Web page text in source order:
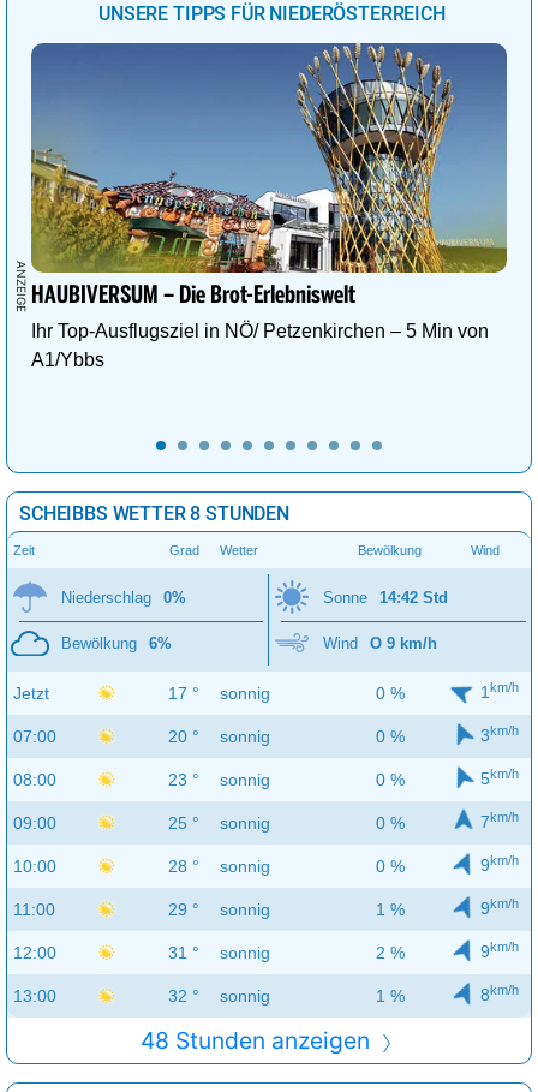
UNSERE TIPPS FÜR NIEDERÖSTERREICH
HAUBIVERSUM – Die Brot-Erlebniswelt
Ihr Top-Ausflugsziel in NÖ/ Petzenkirchen – 5 Min von
A1/Ybbs
SCHEIBBS WETTER 8 STUNDEN
Zeit Grad Wetter Bewölkung Wind
Niederschlag 0%
Bewölkung 6%
Sonne 14:42 Std
Wind O 9 km/h
Jetzt 17 ° sonnig 0 % 1 km/h
07:00 20 ° sonnig 0 % 3km/h
08:00 23 ° sonnig 0 % 5km/h
09:00 25 ° sonnig 0 % 7km/h
10:00 28 ° sonnig 0 % 9km/h
11:00 29 ° sonnig 1 % 9km/h
12:00 31 ° sonnig 2 % 9km/h
13:00 32 ° sonnig 1 % 8km/h
48 Stunden anzeigen